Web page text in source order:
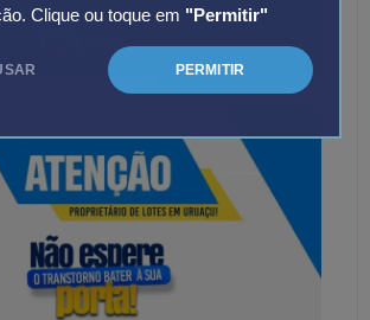
Clique ou toque em "Permitir"
PERMITIR